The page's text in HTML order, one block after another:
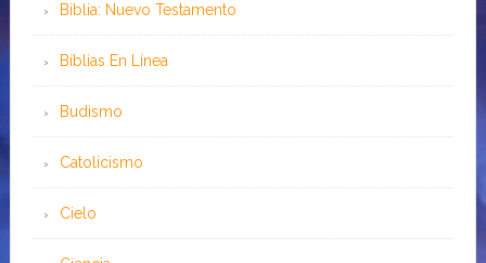
Biblia: Nuevo Testamento
Bíblias En Línea
Budismo
Catolicismo
Cielo